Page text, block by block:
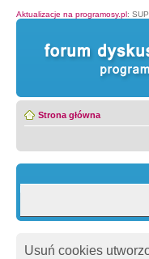
Aktualizacje na programosy.pl:
Strona główna
Usuń cookies